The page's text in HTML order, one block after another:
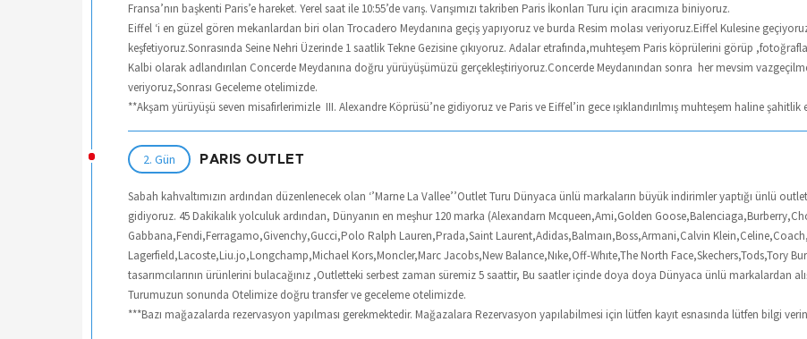
Fransa’nın başkenti Paris’e hareket. Yerel saat ile 10:55’de varış. Varışımızı takriben Paris İkonları Turu için aracımıza biniyoruz.
Eiffel ‘i en güzel gören mekanlardan biri olan Trocadero Meydanına geçiş yapıyoruz ve burda Resim molası veriyoruz.Eiffel Kulesine
keşfetiyoruz.Sonrasında Seine Nehri Üzerinde 1 saatlik Tekne Gezisine çıkıyoruz. Adalar etrafında,muhteşem Paris köprülerini görüp
Kalbi olarak adlandırılan Concerde Meydanına doğru yürüyüşümüzü gerçekleştiriyoruz.Concerde Meydanından sonra her mevsim
veriyoruz,Sonrası Geceleme otelimizde.
**Akşam yürüyüşü seven misafirlerimizle III. Alexandre Köprüsü’ne gidiyoruz ve Paris ve Eiffel’in gece ışıklandırılmış muhteşem haline
2. Gün PARIS OUTLET
Sabah kahvaltımızın ardından düzenlenecek olan ‘’Marne La Vallee’’Outlet Turu Dünyaca ünlü markaların büyük indirimler yaptığı ünlü
gidiyoruz. 45 Dakikalık yolculuk ardından, Dünyanın en meşhur 120 marka (Alexandarn Mcqueen,Ami,Golden
Gabbana,Fendi,Ferragamo,Givenchy,Gucci,Polo Ralph Lauren,Prada,Saint Laurent,Adidas,Balmaın,Boss,Armani,Calvin
Lagerfield,Lacoste,Liu.jo,Longchamp,Michael Kors,Moncler,Marc Jacobs,New Balance,Nıke,Off-Whıte,The North Face,Skechers,Tods,Tory
tasarımcılarının ürünlerini bulacağınız ,Outletteki serbest zaman süremiz 5 saattir, Bu saatler içinde doya doya Dünyaca ünlü markalardan
Turumuzun sonunda Otelimize doğru transfer ve geceleme otelimizde.
***Bazı mağazalarda rezervasyon yapılması gerekmektedir. Mağazalara Rezervasyon yapılabilmesi için lütfen kayıt esnasında lütfen bilgi